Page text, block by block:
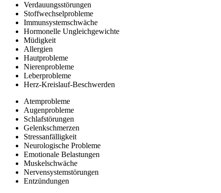
Verdauungsstörungen
Stoffwechselprobleme
Immunsystemschwäche
Hormonelle Ungleichgewichte
Müdigkeit
Allergien
Hautprobleme
Nierenprobleme
Leberprobleme
Herz-Kreislauf-Beschwerden
Atemprobleme
Augenprobleme
Schlafstörungen
Gelenkschmerzen
Stressanfälligkeit
Neurologische Probleme
Emotionale Belastungen
Muskelschwäche
Nervensystemstörungen
Entzündungen